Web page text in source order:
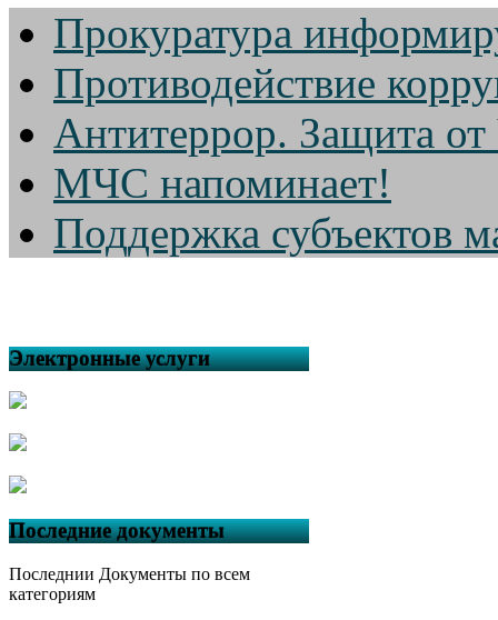
Прокуратура
Противодействие
Антитеррор. Защита
МЧС напоминает!
Поддержка субъектов
Электронные услуги
Последние документы
Последнии Документы по всем
категориям